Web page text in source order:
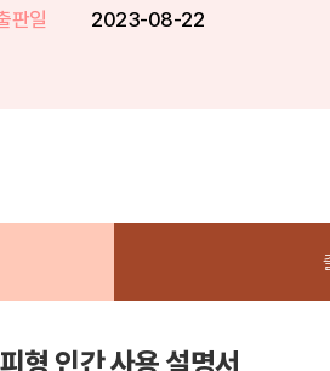
판일
2023-08-22
형 인간 사용 설명서